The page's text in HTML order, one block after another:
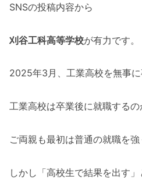
SNSの投稿内容から
刈谷工科高等学校が有力です。
2025年3月、工業高校を無事に
工業高校は卒業後に就職する
ご両親も最初は普通の就職を強
しかし「高校生で結果を出す」